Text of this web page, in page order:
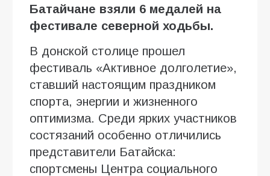
Батайчане взяли 6 медалей на
фестивале северной ходьбы.
В донской столице прошел
фестиваль «Активное долголетие»,
ставший настоящим праздником
спорта, энергии и жизненного
оптимизма. Среди ярких участников
состязаний особенно отличились
представители Батайска:
спортсмены Центра социального